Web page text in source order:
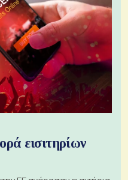
εισιτηρίων